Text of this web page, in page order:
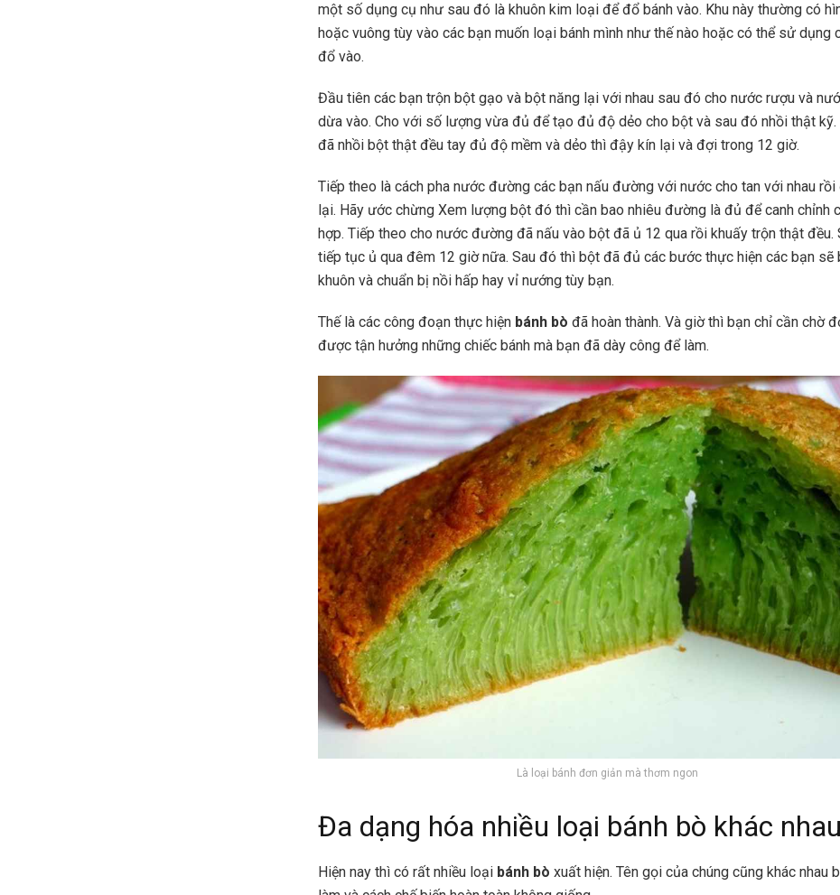
một số dụng cụ như sau đó là khuôn kim loại để đổ bánh vào. Khu này thường có
hoặc vuông tùy vào các bạn muốn loại bánh mình như thế nào hoặc có thể sử dụng
đổ vào.
Đầu tiên các bạn trộn bột gạo và bột năng lại với nhau sau đó cho nước rượu và
dừa vào. Cho với số lượng vừa đủ để tạo đủ độ dẻo cho bột và sau đó nhồi thật kỹ.
đã nhồi bột thật đều tay đủ độ mềm và dẻo thì đậy kín lại và đợi trong 12 giờ.
Tiếp theo là cách pha nước đường các bạn nấu đường với nước cho tan với nhau rồi
lại. Hãy ước chừng Xem lượng bột đó thì cần bao nhiêu đường là đủ để canh chỉnh
hợp. Tiếp theo cho nước đường đã nấu vào bột đã ủ 12 qua rồi khuấy trộn thật đều.
tiếp tục ủ qua đêm 12 giờ nữa. Sau đó thì bột đã đủ các bước thực hiện các bạn sẽ
khuôn và chuẩn bị nồi hấp hay vỉ nướng tùy bạn.
Thế là các công đoạn thực hiện bánh bò đã hoàn thành. Và giờ thì bạn chỉ cần chờ
được tận hưởng những chiếc bánh mà bạn đã dày công để làm.
Là loại bánh đơn giản mà thơm ngon
Đa dạng hóa nhiều loại bánh bò khác nhau
Hiện nay thì có rất nhiều loại bánh bò xuất hiện. Tên gọi của chúng cũng khác nhau